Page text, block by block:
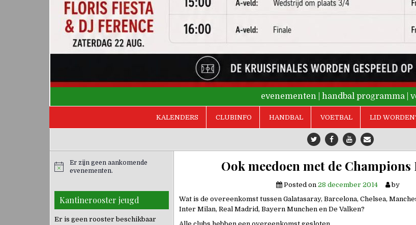
evenementen handbal programma
KALENDERS CLUBINFO HANDBAL VOETBAL LID
Ook meedoen met de Champions
Posted on 28 december 2014
by
Wat is de overeenkomst tussen Galatasaray, Barcelona, Chelsea,
Inter Milan, Real Madrid, Bayern Munchen en De Valken?
Er zijn geen aankomende
evenementen.
Kantinerooster jeugd
Er is geen rooster beschikbaar